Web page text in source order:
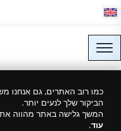
דלג לתוכן
כמו רוב האתרים, גם אנחנו
הביקור שלך לנעים יותר.
המשך גלישה באתר מהווה
עוד.
של אחסון